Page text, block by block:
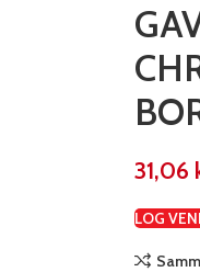
31,06
LOG